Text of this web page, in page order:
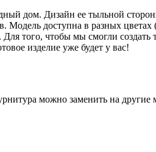
дом. Дизайн ее тыльной
доступна в разных
того, чтобы мы смогли создать
изделие уже будет у вас!
можно заменить на другие